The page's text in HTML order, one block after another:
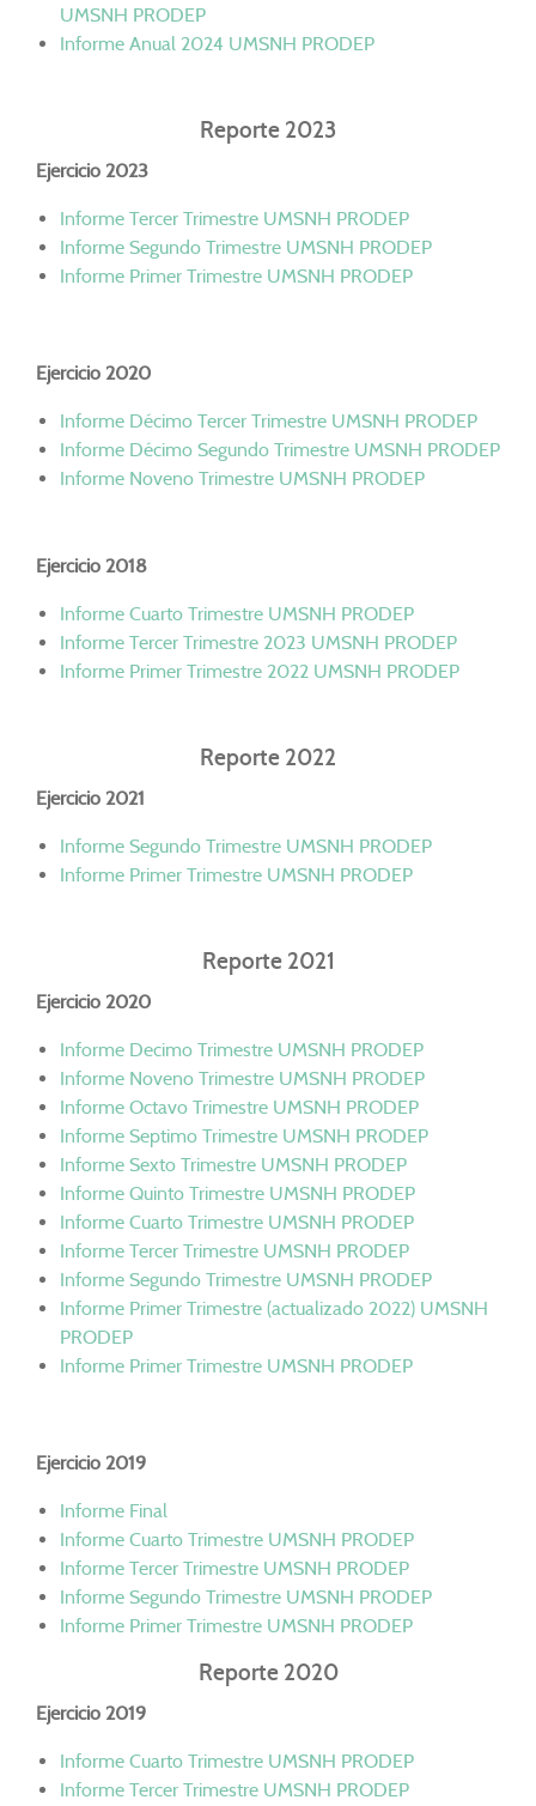
UMSNH PRODEP
Informe Anual 2024 UMSNH PRODEP
Reporte 2023
Ejercicio 2023
Informe Tercer Trimestre UMSNH PRODEP
Informe Segundo Trimestre UMSNH PRODEP
Informe Primer Trimestre UMSNH PRODEP
Ejercicio 2020
Informe Décimo Tercer Trimestre UMSNH PRODEP
Informe Décimo Segundo Trimestre UMSNH PRODEP
Informe Noveno Trimestre UMSNH PRODEP
Ejercicio 2018
Informe Cuarto Trimestre UMSNH PRODEP
Informe Tercer Trimestre 2023 UMSNH PRODEP
Informe Primer Trimestre 2022 UMSNH PRODEP
Reporte 2022
Ejercicio 2021
Informe Segundo Trimestre UMSNH PRODEP
Informe Primer Trimestre UMSNH PRODEP
Reporte 2021
Ejercicio 2020
Informe Decimo Trimestre UMSNH PRODEP
Informe Noveno Trimestre UMSNH PRODEP
Informe Octavo Trimestre UMSNH PRODEP
Informe Septimo Trimestre UMSNH PRODEP
Informe Sexto Trimestre UMSNH PRODEP
Informe Quinto Trimestre UMSNH PRODEP
Informe Cuarto Trimestre UMSNH PRODEP
Informe Tercer Trimestre UMSNH PRODEP
Informe Segundo Trimestre UMSNH PRODEP
Informe Primer Trimestre (actualizado 2022) UMSNH
PRODEP
Informe Primer Trimestre UMSNH PRODEP
Ejercicio 2019
Informe Final
Informe Cuarto Trimestre UMSNH PRODEP
Informe Tercer Trimestre UMSNH PRODEP
Informe Segundo Trimestre UMSNH PRODEP
Informe Primer Trimestre UMSNH PRODEP
Reporte 2020
Ejercicio 2019
Informe Cuarto Trimestre UMSNH PRODEP
Informe Tercer Trimestre UMSNH PRODEP